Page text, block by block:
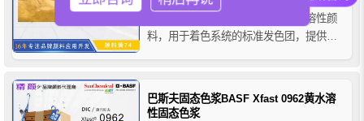
它是一种高度浓缩且易于分散的水溶性颜
料，用于着色系统的标准发色团，提供极
VOC和SVOC，适用于制造无挥发性或低
挥发性涂料。
巴斯夫固态色浆BASF Xfast 0962黄水溶
性固态色浆